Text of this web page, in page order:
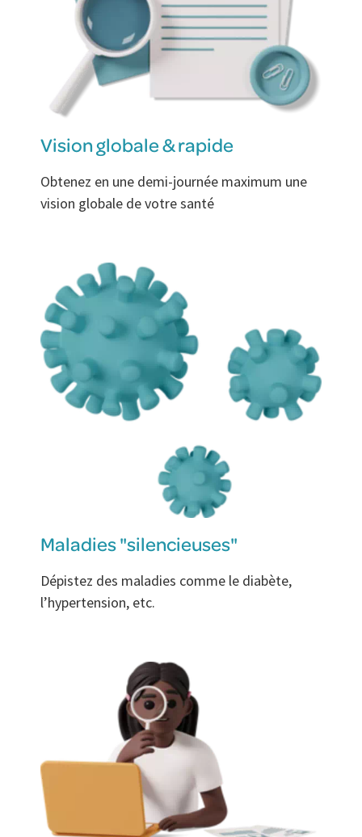
Vision globale & rapide
Obtenez en une demi-journée maximum une
vision globale de votre santé
Maladies "silencieuses"
Dépistez des maladies comme le diabète,
l’hypertension, etc.